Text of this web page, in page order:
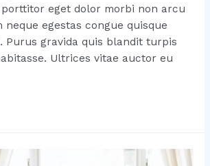
eget dolor morbi non arcu
neque egestas congue quisque
Purus gravida quis blandit turpis
Ultrices vitae auctor eu